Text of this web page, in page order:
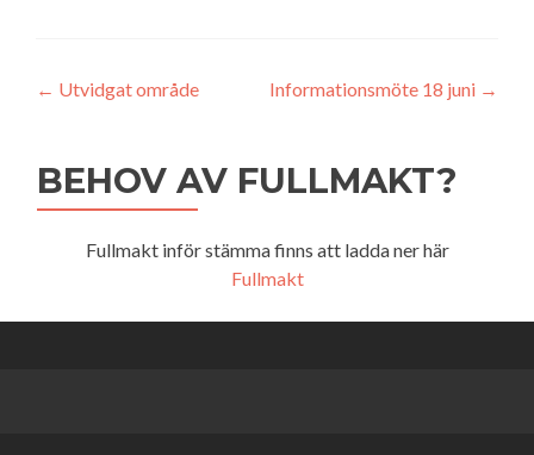
Inläggsnavigering
← Utvidgat område Informationsmöte 18 juni →
BEHOV AV FULLMAKT?
Fullmakt inför stämma finns att ladda ner här
Fullmakt